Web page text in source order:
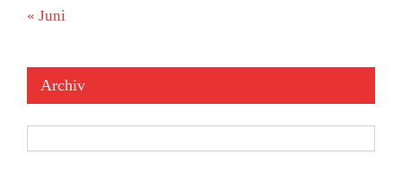
« Juni
Archiv